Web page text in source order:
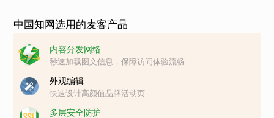
中国知网选用的麦客产品
内容分发网络
秒速加载图文信息，保障访问体验流畅
外观编辑
快速设计高颜值品牌活动页
多层安全防护